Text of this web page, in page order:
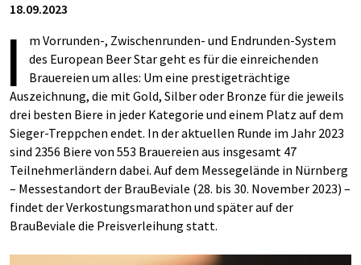
18.09.2023
I
m Vorrunden-, Zwischenrunden- und Endrunden-System
des European Beer Star geht es für die einreichenden
Brauereien um alles: Um eine prestigeträchtige
Auszeichnung, die mit Gold, Silber oder Bronze für die jeweils
drei besten Biere in jeder Kategorie und einem Platz auf dem
Sieger-Treppchen endet. In der aktuellen Runde im Jahr 2023
sind 2356 Biere von 553 Brauereien aus insgesamt 47
Teilnehmerländern dabei. Auf dem Messegelände in Nürnberg
– Messestandort der BrauBeviale (28. bis 30. November 2023) –
findet der Verkostungsmarathon und später auf der
BrauBeviale die Preisverleihung statt.